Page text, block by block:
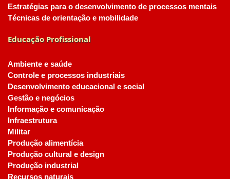
Estratégias para o desenvolvimento de processos mentais
Técnicas de orientação e mobilidade
Educação Profissional
Ambiente e saúde
Controle e processos industriais
Desenvolvimento educacional e social
Gestão e negócios
Informação e comunicação
Infraestrutura
Militar
Produção alimentícia
Produção cultural e design
Produção industrial
Recursos naturais